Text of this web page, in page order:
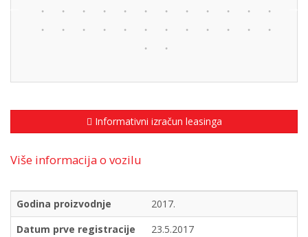
Informativni izračun leasinga
Više informacija o vozilu
Godina proizvodnje
2017.
Datum prve registracije
23.5.2017